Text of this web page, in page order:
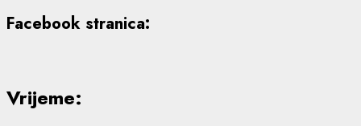
Facebook stranica:
Vrijeme: